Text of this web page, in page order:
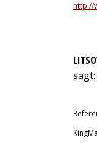
http://
sagt: